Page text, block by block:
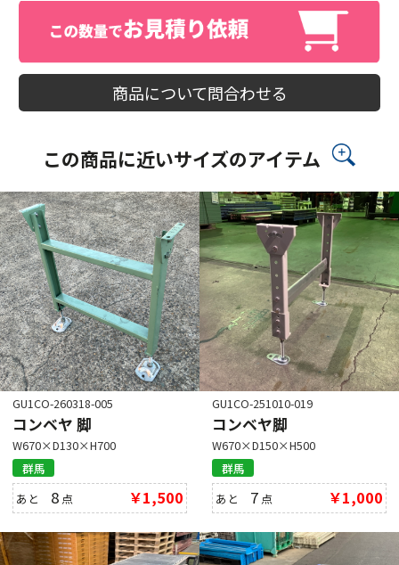
商品について問合わせる
この商品に近いサイズのアイテム
GU1CO-260318-005
コンベヤ 脚
W670×D130×H700
群馬
あと 8 点 ￥1,500
GU1CO-251010-019
コンベヤ脚
W670×D150×H500
群馬
あと 7 点 ￥1,000